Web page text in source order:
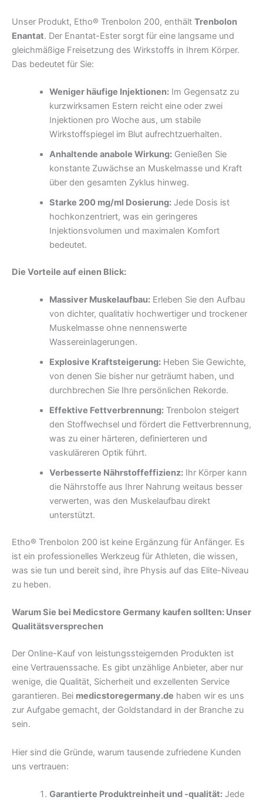
Unser Produkt, Etho® Trenbolon 200, enthält Trenbolon
Enantat. Der Enantat-Ester sorgt für eine langsame und
gleichmäßige Freisetzung des Wirkstoffs in Ihrem Körper.
Das bedeutet für Sie:
Weniger häufige Injektionen:Im Gegensatz zu
kurzwirksamen Estern reicht eine oder zwei
Injektionen pro Woche aus, um stabile
Wirkstoffspiegel im Blut aufrechtzuerhalten.
Anhaltende anabole Wirkung:Genießen Sie
konstante Zuwächse an Muskelmasse und Kraft
über den gesamten Zyklus hinweg.
Starke 200 mg/ml Dosierung:Jede Dosis ist
hochkonzentriert, was ein geringeres
Injektionsvolumen und maximalen Komfort
bedeutet.
Die Vorteile auf einen Blick:
Massiver Muskelaufbau:Erleben Sie den Aufbau
von dichter, qualitativ hochwertiger und trockener
Muskelmasse ohne nennenswerte
Wassereinlagerungen.
Explosive Kraftsteigerung:Heben Sie Gewichte,
von denen Sie bisher nur geträumt haben, und
durchbrechen Sie Ihre persönlichen Rekorde.
Effektive Fettverbrennung:Trenbolon steigert
den Stoffwechsel und fördert die Fettverbrennung,
was zu einer härteren, definierteren und
vaskuläreren Optik führt.
Verbesserte Nährstoffeffizienz:Ihr Körper kann
die Nährstoffe aus Ihrer Nahrung weitaus besser
verwerten, was den Muskelaufbau direkt
unterstützt.
Etho® Trenbolon 200 ist keine Ergänzung für Anfänger. Es
ist ein professionelles Werkzeug für Athleten, die wissen,
was sie tun und bereit sind, ihre Physis auf das Elite-Niveau
zu heben.
Warum Sie bei Medicstore Germany kaufen sollten: Unser
Qualitätsversprechen
Der Online-Kauf von leistungssteigernden Produkten ist
eine Vertrauenssache. Es gibt unzählige Anbieter, aber nur
wenige, die Qualität, Sicherheit und exzellenten Service
garantieren. Bei medicstoregermany.de haben wir es uns
zur Aufgabe gemacht, der Goldstandard in der Branche zu
sein.
Hier sind die Gründe, warum tausende zufriedene Kunden
uns vertrauen:
Garantierte Produktreinheit und -qualität:Jede